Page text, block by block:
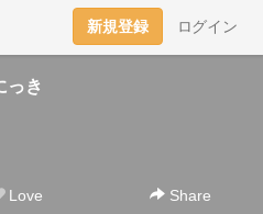
新規登録 ログイン
っき
Love Share